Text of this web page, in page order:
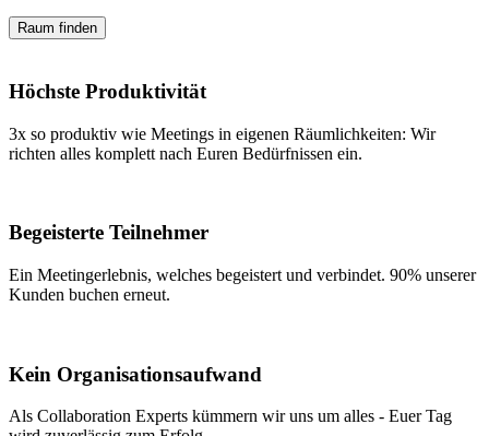
Raum finden
Höchste Produktivität
3x so produktiv wie Meetings in eigenen Räumlichkeiten: Wir
richten alles komplett nach Euren Bedürfnissen ein.
Begeisterte Teilnehmer
Ein Meetingerlebnis, welches begeistert und verbindet. 90% unserer
Kunden buchen erneut.
Kein Organisationsaufwand
Als Collaboration Experts kümmern wir uns um alles - Euer Tag